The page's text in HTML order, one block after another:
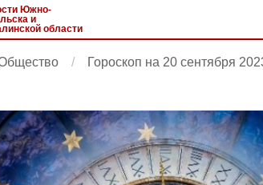
Южно-
и
области
Гороскоп на 20 сентября